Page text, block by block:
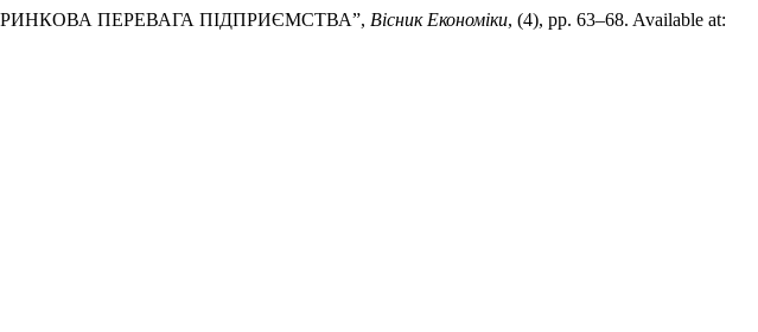
РИНКОВА ПЕРЕВАГА ПІДПРИЄМСТВА”, Вісник Економіки, (4), pp. 63–68. Available at: